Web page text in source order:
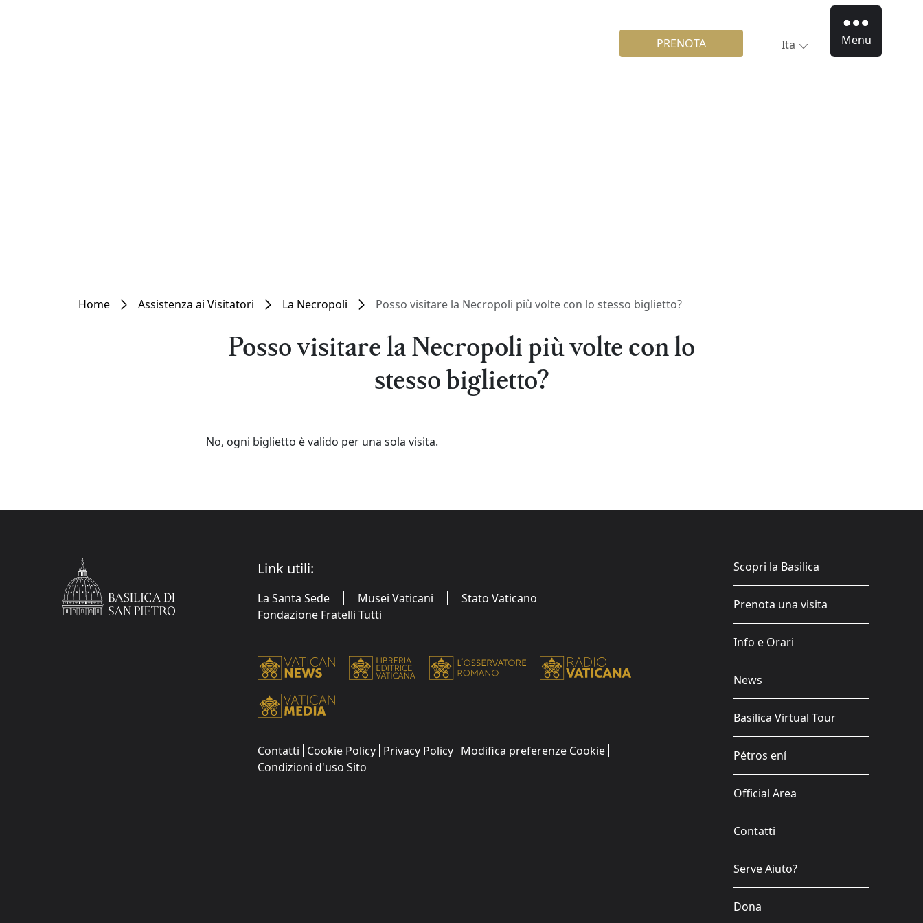
PRENOTA Ita Menu
Home Assistenza ai Visitatori La Necropoli Posso visitare la Necropoli più volte con lo stesso biglietto?
Posso visitare la Necropoli più volte con lo
stesso biglietto?
No, ogni biglietto è valido per una sola visita.
Link utili:
La Santa Sede Musei Vaticani
Stato Vaticano
Fondazione Fratelli Tutti
Contatti Cookie Policy Privacy Policy Modifica preferenze Cookie
Condizioni d'uso Sito
Scopri la Basilica
Prenota una visita
Info e Orari
News
Basilica Virtual Tour
Pétros ení
Official Area
Contatti
Serve Aiuto?
Dona